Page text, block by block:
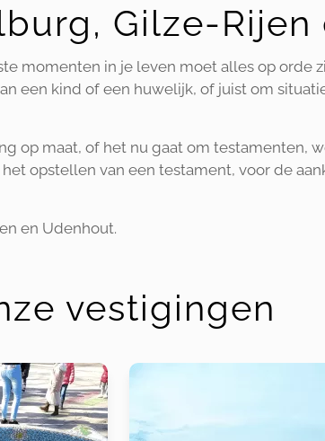
Gilze-Rijen
momenten in je leven moet alles op orde
een kind of een huwelijk, of juist om
op maat, of het nu gaat om testamenten,
opstellen van een testament, voor de
en Udenhout.
vestigingen